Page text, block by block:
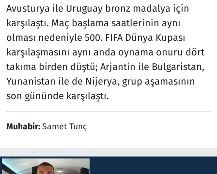
Avusturya ile Uruguay bronz madalya için
karşılaştı. Maç başlama saatlerinin aynı
olması nedeniyle 500. FIFA Dünya Kupası
karşılaşmasını aynı anda oynama onuru dört
takıma birden düştü; Arjantin ile Bulgaristan,
Yunanistan ile de Nijerya, grup aşamasının
son gününde karşılaştı.
Muhabir:Samet Tunç